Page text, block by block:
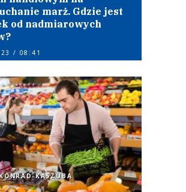
marż. Gdzie jest
od nadmiarowych
/ 08:41
KASZUBA